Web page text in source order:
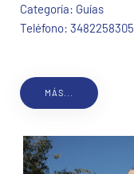
Categoría: Guías
Teléfono: 3482258305
MÁS...